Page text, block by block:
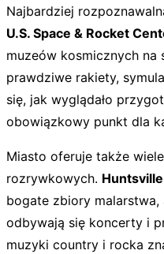
Najbardziej
U.S. Space & Rocket
muzeów kosmicznych na
prawdziwe rakiety,
się, jak wyglądało
obowiązkowy punkt dla
Miasto oferuje także
rozrywkowych.
bogate zbiory
odbywają się koncerty i
muzyki country i rocka